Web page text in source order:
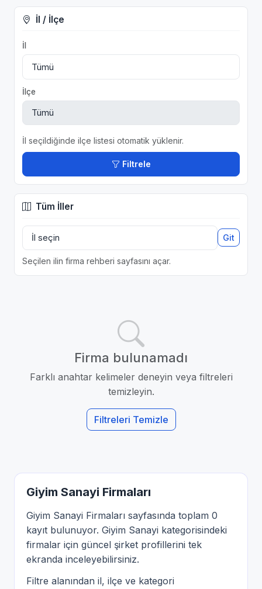
İl / İlçe
İl
İlçe
İl seçildiğinde ilçe listesi otomatik yüklenir.
Filtrele
Tüm İller
Git
Seçilen ilin firma rehberi sayfasını açar.
Firma bulunamadı
Farklı anahtar kelimeler deneyin veya filtreleri
temizleyin.
Filtreleri Temizle
Giyim Sanayi Firmaları
Giyim Sanayi Firmaları sayfasında toplam 0
kayıt bulunuyor. Giyim Sanayi kategorisindeki
firmalar için güncel şirket profillerini tek
ekranda inceleyebilirsiniz.
Filtre alanından il, ilçe ve kategori